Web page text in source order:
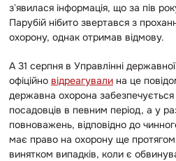
зʼявилася інформація, що за пів
Парубій нібито звертався з
охорону, однак отримав відмову.
А 31 серпня в Управлінні
офіційно відреагували на це
державна охорона
посадовців в певним період, а у
повноважень, відповідно до
має право на охорону ще
винятком випадків, коли є